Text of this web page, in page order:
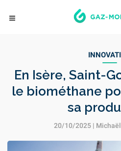
En Isère, Saint-
le biométhane
sa
20/10/2025 | Michaël